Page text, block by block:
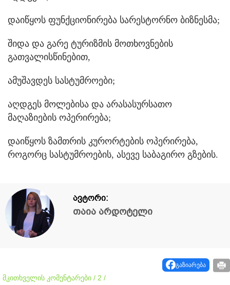
დაიწყოს ფუნქციონირება სარესტორნო ბიზნესმა;
შიდა და გარე ტურიზმის მოთხოვნების
გათვალისწინებით,
ამუშავდეს სასტუმროები;
აღდგეს მოლებისა და არასასურსათო
მაღაზიების ოპერირება;
დაიწყოს ზამთრის კურორტების ოპერირება,
როგორც სასტუმროების, ასევე საბაგირო გზების.
ავტორი:
თაია არდოტელი
გაზიარება
მკითხველის კომენტარები / 2 /